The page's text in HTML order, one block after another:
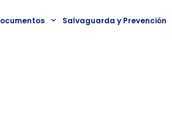
Salvaguarda y Prevención